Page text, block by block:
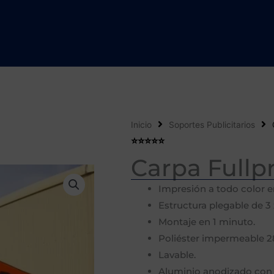
Inicio Soportes Publicitarios
⭐️⭐️⭐️⭐️⭐️
Carpa
Impresión a todo color
Estructura plegable de 3
Montaje en 1 minuto.
Poliéster impermeable
Lavable.
Aluminio anodizado